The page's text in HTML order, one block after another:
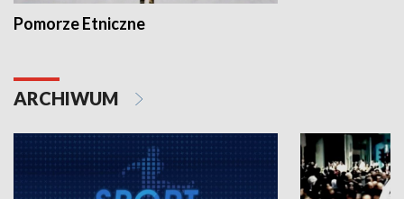
Pomorze Etniczne
ARCHIWUM